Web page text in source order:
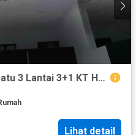
Brand New House Taman Ratu 3 Lantai 3+1 KT Hadap timur row jalan 2 mobil lega
Lihat detail